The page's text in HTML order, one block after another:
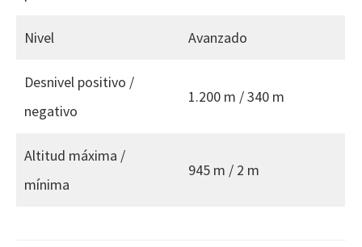
Nivel Avanzado
Desnivel positivo /
negativo
1.200 m / 340 m
Altitud máxima /
mínima
945 m / 2 m